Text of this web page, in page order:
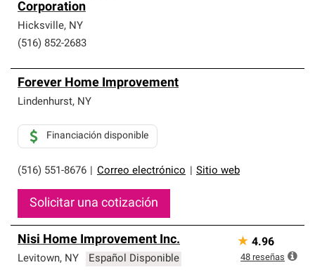
Corporation
Hicksville, NY
(516) 852-2683
Forever Home Improvement
Lindenhurst, NY
(516) 551-8676 Correo electrónico Sitio web
Financiación disponible
Solicitar una cotización
Nisi Home Improvement Inc.
Levitown, NY Español Disponible
★ 4.96
48 reseñas